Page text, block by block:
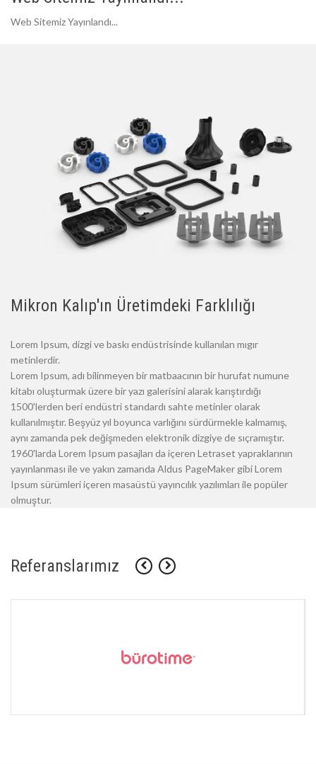
Web Sitemiz Yayınlandı...
Mikron Kalıp'ın Üretimdeki Farklılığı
Lorem Ipsum, dizgi ve baskı endüstrisinde kullanılan mıgır
metinlerdir.
Lorem Ipsum, adı bilinmeyen bir matbaacının bir hurufat numune
kitabı oluşturmak üzere bir yazı galerisini alarak karıştırdığı
1500'lerden beri endüstri standardı sahte metinler olarak
kullanılmıştır. Beşyüz yıl boyunca varlığını sürdürmekle kalmamış,
aynı zamanda pek değişmeden elektronik dizgiye de sıçramıştır.
1960'larda Lorem Ipsum pasajları da içeren Letraset yapraklarının
yayınlanması ile ve yakın zamanda Aldus PageMaker gibi Lorem
Ipsum sürümleri içeren masaüstü yayıncılık yazılımları ile popüler
olmuştur.
Referanslarımız